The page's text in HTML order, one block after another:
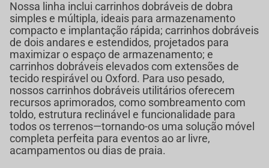
Nossa linha inclui carrinhos dobráveis de dobra
simples e múltipla, ideais para armazenamento
compacto e implantação rápida; carrinhos dobráveis
de dois andares e estendidos, projetados para
maximizar o espaço de armazenamento; e
carrinhos dobráveis elevados com extensões de
tecido respirável ou Oxford. Para uso pesado,
nossos carrinhos dobráveis utilitários oferecem
recursos aprimorados, como sombreamento com
toldo, estrutura reclinável e funcionalidade para
todos os terrenos—tornando-os uma solução móvel
completa perfeita para eventos ao ar livre,
acampamentos ou dias de praia.